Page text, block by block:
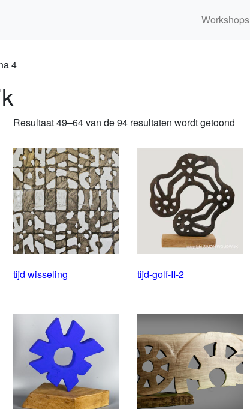
Workshops
4
Resultaat 49–64 van de 94 resultaten wordt getoond
tijd wisseling tijd-golf-II-2